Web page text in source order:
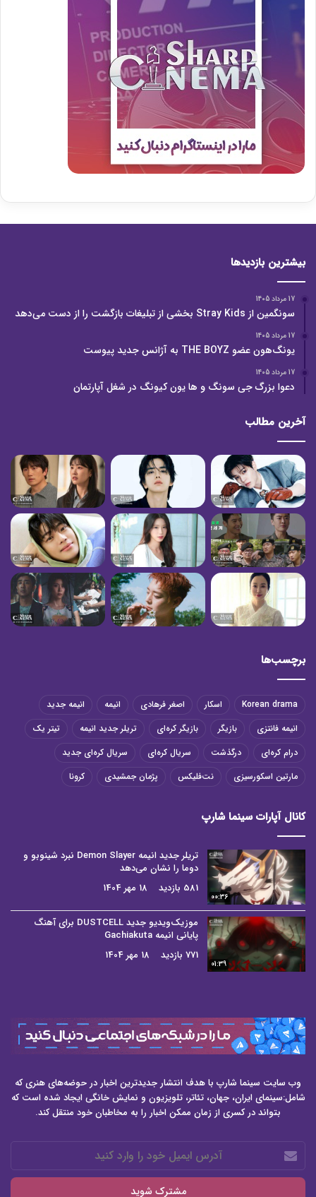
بیشترین بازدیدها
17 مرداد 1405
سونگمین از Stray Kids بخشی از تبلیغات بازگشت را از دست می‌دهد
17 مرداد 1405
یونگ‌هون عضو THE BOYZ به آژانس جدید پیوست
17 مرداد 1405
دعوا بزرگ جی سونگ و ها یون کیونگ در شغل آپارتمان
آخرین مطالب
برچسب‌ها
Korean drama اسکار اصغر فرهادی انیمه
انیمه جدید
انیمه فانتزی
بازیگر بازیگر کره‌ای تریلر جدید انیمه
تیتر یک
درام کره‌ای
درگذشت سریال کره‌ای
سریال کره‌ای جدید
مارتین اسکورسیزی
نت‌فلیکس پژمان جمشیدی کرونا
کانال آپارات سینما شارپ
00:36
تریلر جدید انیمه Demon Slayer نبرد شینوبو و
دوما را نشان می‌دهد
581 بازدید
18 مهر 1404
01:39
موزیک‌ویدیو جدید DUSTCELL برای آهنگ
پایانی انیمه Gachiakuta
771 بازدید
18 مهر 1404
وب سایت سینما شارپ با هدف انتشار جدیدترین اخبار در حوضه‌های هنری که
شامل:سینمای ایران، جهان، تئاتر، تلویزیون و نمایش خانگی ایجاد شده است که
بتواند در کسری از زمان ممکن اخبار را به مخاطبان خود منتقل کند.
آدرس
ایمیل
خود